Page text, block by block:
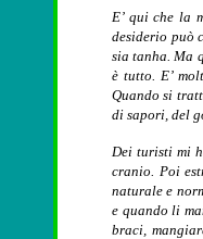
E’ qui che la
desiderio può
sia tanha. Ma
è tutto. E’
Quando si
di sapori, del
Dei turisti mi
cranio. Poi
naturale e
e quando li
braci,